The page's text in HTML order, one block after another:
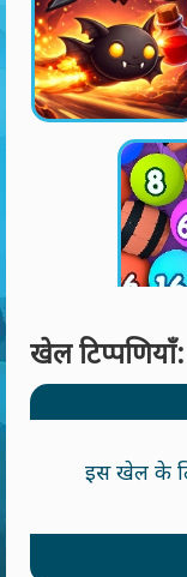
खेल टिप्पणियाँ:
इस खेल के